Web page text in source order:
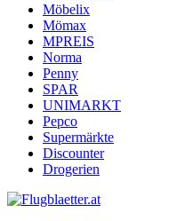
Möbelix
Mömax
MPREIS
Norma
Penny
SPAR
UNIMARKT
Pepco
Supermärkte
Discounter
Drogerien